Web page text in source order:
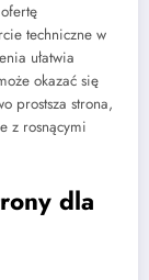
techniczne w
ułatwia
okazać się
prostsza strona,
z rosnącymi
dla